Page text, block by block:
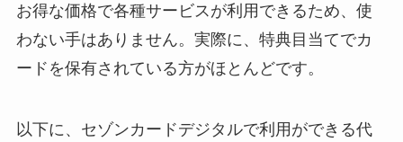
お得な価格で各種サービスが利用できるため、使
わない手はありません。実際に、特典目当てでカ
ードを保有されている方がほとんどです。
以下に、セゾンカードデジタルで利用ができる代